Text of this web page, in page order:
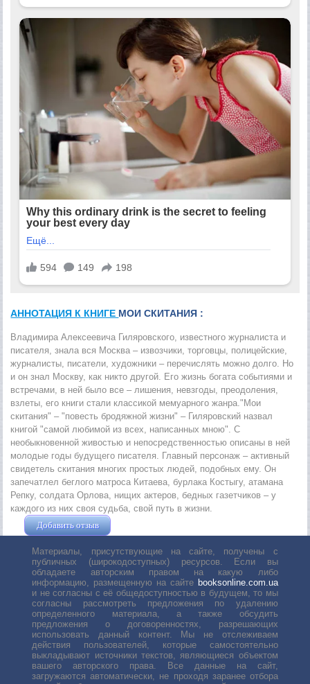
АННОТАЦИЯ К КНИГЕ МОИ СКИТАНИЯ :
Владимира Алексеевича Гиляровского, известного журналиста и
писателя, знала вся Москва – извозчики, торговцы, полицейские,
журналисты, писатели, художники – перечислять можно долго. Но
и он знал Москву, как никто другой. Его жизнь богата событиями и
встречами, в ней было все – лишения, невзгоды, преодоления,
взлеты, его книги стали классикой мемуарного жанра."Мои
скитания" – "повесть бродяжной жизни" – Гиляровский назвал
книгой "самой любимой из всех, написанных мною". С
необыкновенной живостью и непосредственностью описаны в ней
молодые годы будущего писателя. Главный персонаж – активный
свидетель скитания многих простых людей, подобных ему. Он
запечатлел беглого матроса Китаева, бурлака Костыгу, атамана
Репку, солдата Орлова, нищих актеров, бедных газетчиков – у
каждого из них своя судьба, свой путь в жизни.
Добавить отзыв
Материалы, присутствующие на сайте, получены с
публичных (широкодоступных) ресурсов. Если вы
обладаете авторским правом на какую либо
информацию, размещенную на сайте booksonline.com.ua
и не согласны с её общедоступностью в будущем, то мы
согласны рассмотреть предложения по удалению
определенного материала, а также обсудить
предложения о договоренностях, разрешающих
использовать данный контент. Мы не отслеживаем
действия пользователей, которые самостоятельно
выкладывают источники текстов, являющиеся объектом
вашего авторского права. Все данные на сайт,
загружаются автоматически, не проходя заранее отбора